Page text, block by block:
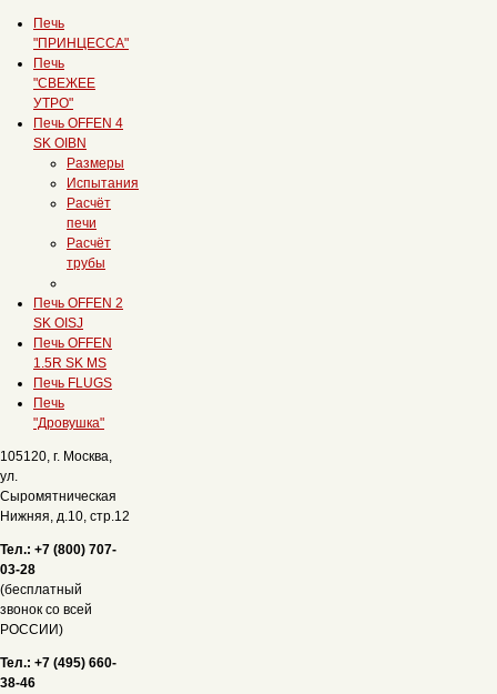
Печь
"ПРИНЦЕССА"
Печь
"СВЕЖЕЕ
УТРО"
Печь OFFEN 4
SK OIBN
Размеры
Испытания
Расчёт
печи
Расчёт
трубы
Печь OFFEN 2
SK OISJ
Печь OFFEN
1.5R SK MS
Печь FLUGS
Печь
"Дровушка"
105120, г. Москва,
ул.
Сыромятническая
Нижняя, д.10, стр.12
Тел.: +7 (800) 707-
03-28
(бесплатный
звонок со всей
РОССИИ)
Тел.: +7 (495) 660-
38-46